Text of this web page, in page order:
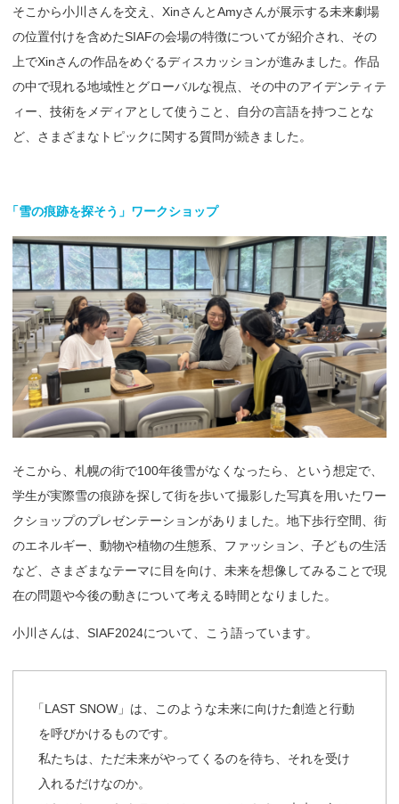
そこから小川さんを交え、XinさんとAmyさんが展示する未来劇場
の位置付けを含めたSIAFの会場の特徴についてが紹介され、その
上でXinさんの作品をめぐるディスカッションが進みました。作品
の中で現れる地域性とグローバルな視点、その中のアイデンティテ
ィー、技術をメディアとして使うこと、自分の言語を持つことな
ど、さまざまなトピックに関する質問が続きました。
「雪の痕跡を探そう」 ワークショップ
そこから、札幌の街で100年後雪がなくなったら、という想定で、
学生が実際雪の痕跡を探して街を歩いて撮影した写真を用いたワー
クショップのプレゼンテーションがありました。地下歩行空間、街
のエネルギー、動物や植物の生態系、ファッション、子どもの生活
など、さまざまなテーマに目を向け、未来を想像してみることで現
在の問題や今後の動きについて考える時間となりました。
小川さんは、SIAF2024について、こう語っています。
「LAST SNOW」は、このような未来に向けた創造と行動
を呼びかけるものです。
私たちは、ただ未来がやってくるのを待ち、それを受け
入れるだけなのか。